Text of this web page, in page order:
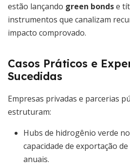
estão lançando green bondse
instrumentos que canalizam
impacto comprovado.
Casos Práticos e
Sucedidas
Empresas privadas e parcerias
estruturam:
Hubs de hidrogênio verde
capacidade de exportação
anuais.